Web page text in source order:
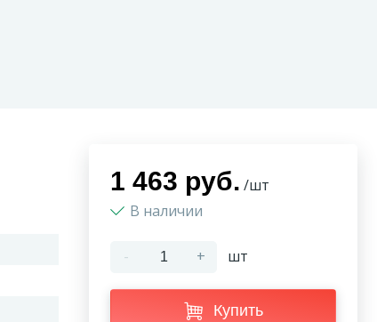
1 463 руб. /шт
В наличии
- + шт
Купить